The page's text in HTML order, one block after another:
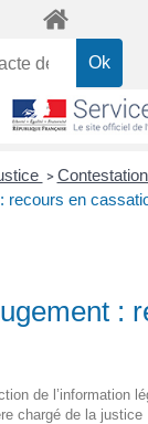
>
recours en
:
de l’information
chargé de la justice